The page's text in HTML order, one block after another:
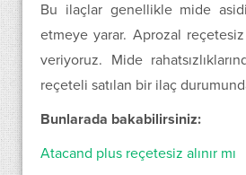
Bu ilaçlar genellikle mide
etmeye yarar. Aprozal
veriyoruz. Mide
reçeteli satılan bir ilaç
Bunlarada bakabilirsiniz:
Atacand plus reçetesiz alınır mı